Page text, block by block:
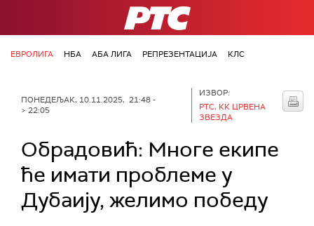
РТС
ЕВРОЛИГА НБА АБА ЛИГА РЕПРЕЗЕНТАЦИЈА КЛС
ПОНЕДЕЉАК, 10.11.2025, 21:48 -
> 22:05
ИЗВОР:
РТС, КК ЦРВЕНА
ЗВЕЗДА
Обрадовић: Многе екипе
ће имати проблеме у
Дубаију, желимо победу